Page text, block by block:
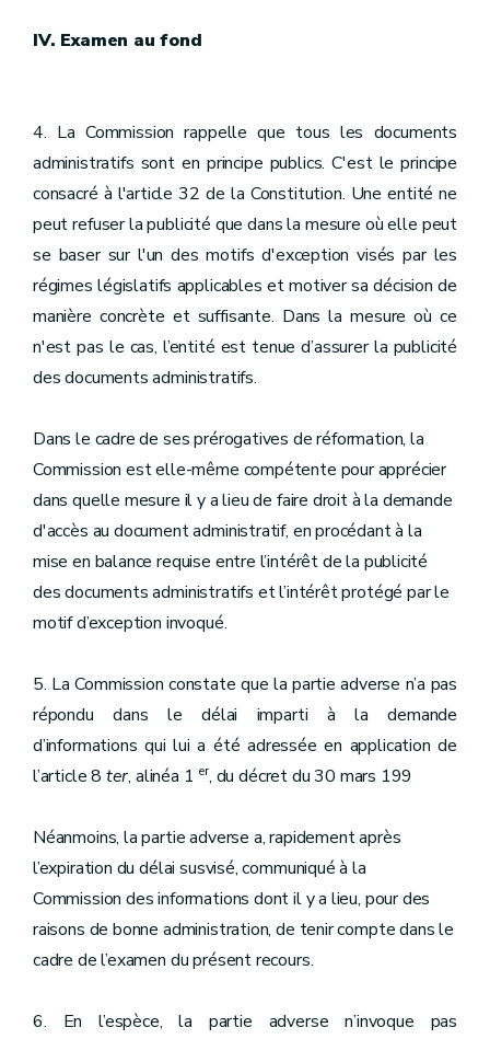
IV. Examen au fond
4. La Commission rappelle que tous les documents
administratifs sont en principe publics. C'est le principe
consacré à l'article 32 de la Constitution. Une entité ne
peut refuser la publicité que dans la mesure où elle peut
se baser sur l'un des motifs d'exception visés par les
régimes législatifs applicables et motiver sa décision de
manière concrète et suffisante. Dans la mesure où ce
n'est pas le cas, l’entité est tenue d’assurer la publicité
des documents administratifs.
Dans le cadre de ses prérogatives de réformation, la
Commission est elle-même compétente pour apprécier
dans quelle mesure il y a lieu de faire droit à la demande
d'accès au document administratif, en procédant à la
mise en balance requise entre l’intérêt de la publicité
des documents administratifs et l’intérêt protégé par le
motif d’exception invoqué.
5. La Commission constate que la partie adverse n’a pas
répondu dans le délai imparti à la demande
d’informations qui lui a été adressée en application de
l’article 8 ter, alinéa 1 er, du décret du 30 mars 199
Néanmoins, la partie adverse a, rapidement après
l’expiration du délai susvisé, communiqué à la
Commission des informations dont il y a lieu, pour des
raisons de bonne administration, de tenir compte dans le
cadre de l’examen du présent recours.
6. En l’espèce, la partie adverse n’invoque pas